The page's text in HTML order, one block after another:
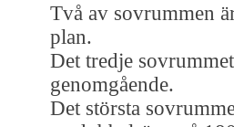
Två av sovrummen
plan.
Det tredje
genomgående.
Det största